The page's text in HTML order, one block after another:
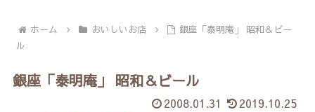
ホーム おいしいお店
銀座「泰明庵」 昭和＆ビー
ル
銀座「泰明庵」 昭和＆ビール
2008.01.31 2019.10.25